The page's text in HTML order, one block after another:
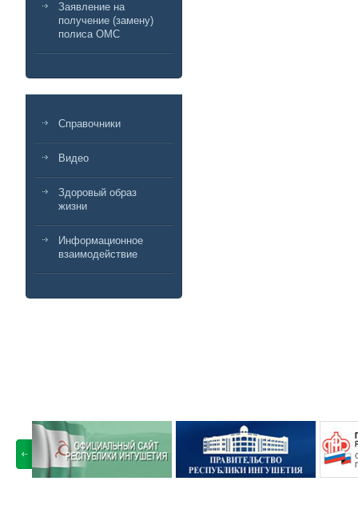
Заявление на
получение (замену)
полиса ОМС
Справочники
Видео
Здоровый образ
жизни
Информационное
взаимодействие